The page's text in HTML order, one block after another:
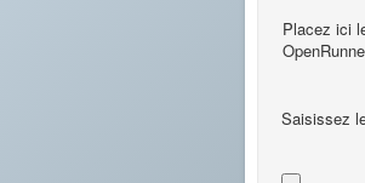
Placez ici
Saisissez